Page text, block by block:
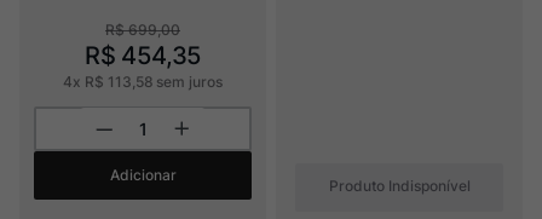
R$ 699,00
R$ 454,35
4x R$ 113 58 sem juros
Adicionar
Produto Indisponível